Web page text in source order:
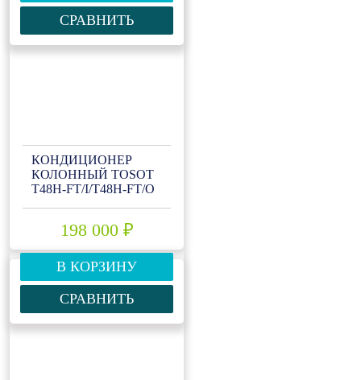
СРАВНИТЬ
КОНДИЦИОНЕР
КОЛОННЫЙ TOSOT
Т48H-FT/I/Т48H-FT/O
198 000 ₽
В КОРЗИНУ
СРАВНИТЬ